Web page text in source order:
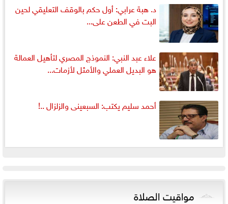
د. هبة عرابي: أول حكم بالوقف التعليقي لحين
البت في الطعن على...
علاء عبد النبي: النموذج المصري لتأهيل العمالة
هو البديل العملي والأمثل لأزمات...
أحمد سليم يكتب: السبعينى والزلزال ..!
مواقيت الصلاة